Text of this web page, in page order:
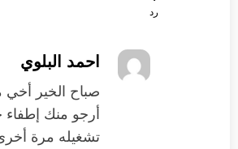
رد
احمد البلوي
‏صباح الخير
أرجو منك إطفاء
تشغيله مرة